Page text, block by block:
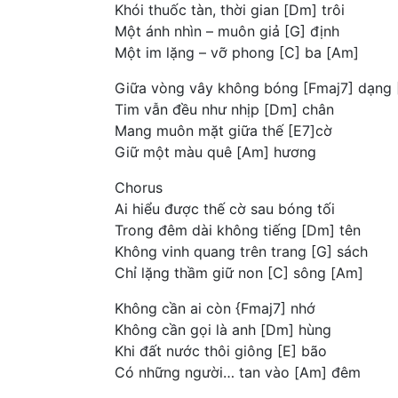
Khói thuốc tàn, thời gian [Dm] trôi
Một ánh nhìn – muôn giả [G] định
Một im lặng – vỡ phong [C] ba [Am]
Giữa vòng vây không bóng [Fmaj7] dạng
Tim vẫn đều như nhịp [Dm] chân
Mang muôn mặt giữa thế [E7]cờ
Giữ một màu quê [Am] hương
Chorus
Ai hiểu được thế cờ sau bóng tối
Trong đêm dài không tiếng [Dm] tên
Không vinh quang trên trang [G] sách
Chỉ lặng thầm giữ non [C] sông [Am]
Không cần ai còn {Fmaj7] nhớ
Không cần gọi là anh [Dm] hùng
Khi đất nước thôi giông [E] bão
Có những người… tan vào [Am] đêm